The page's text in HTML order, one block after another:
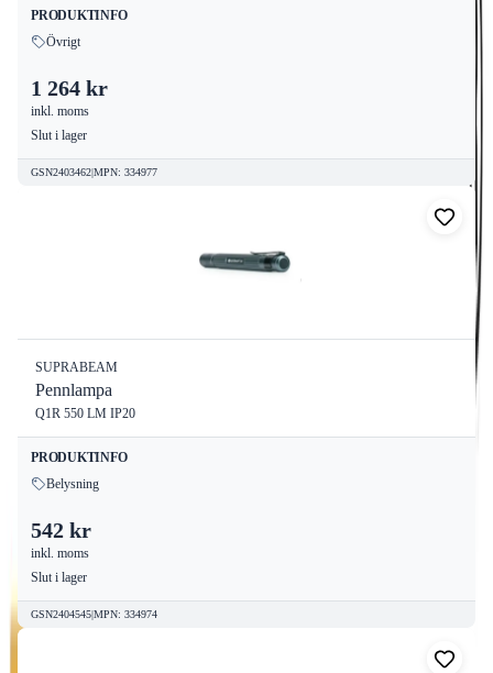
PRODUKTINFO
Övrigt
1 264 kr
inkl. moms
Slut i lager
GSN2403462|MPN: 334977
SUPRABEAM
Pennlampa
Q1R 550 LM IP20
PRODUKTINFO
Belysning
542 kr
inkl. moms
Slut i lager
GSN2404545|MPN: 334974